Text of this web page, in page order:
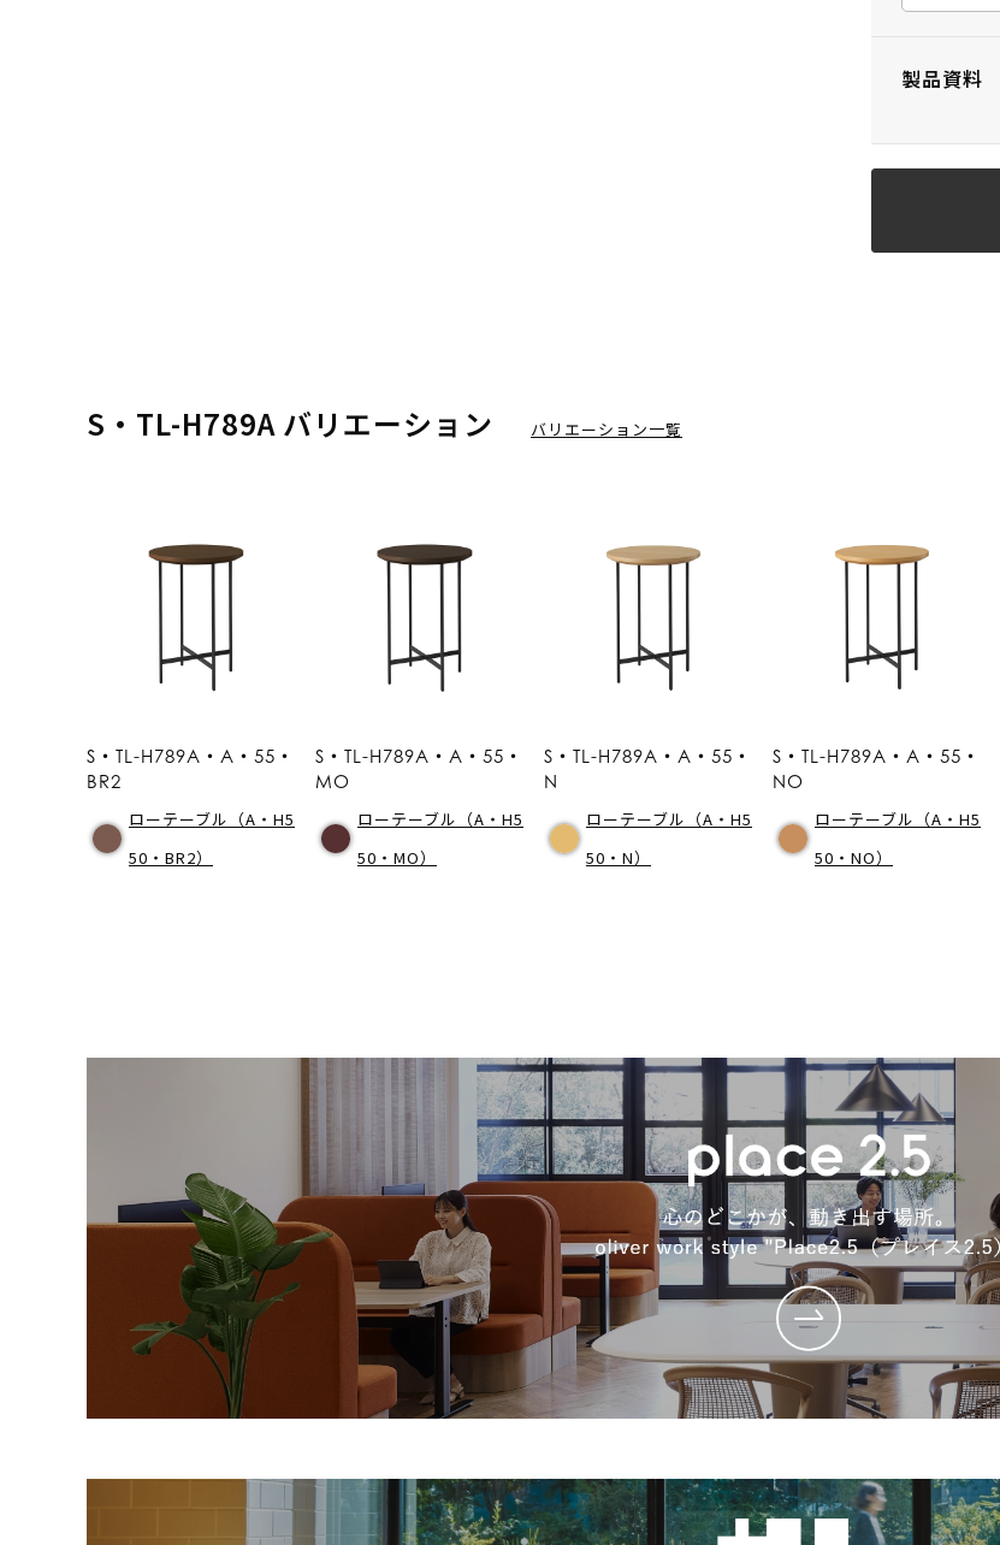
製品資料
S・TL-H789A バリエーション バリエーション一覧
S・TL-H789A・A・55・
BR2
ローテーブル（A・H5
50・BR2）
S・TL-H789A・A・55・
MO
ローテーブル（A・H5
50・MO）
S・TL-H789A・A・55・
N
ローテーブル（A・H5
50・N）
S・TL-H789A・A・55・
NO
ローテーブル（A・H5
50・NO）